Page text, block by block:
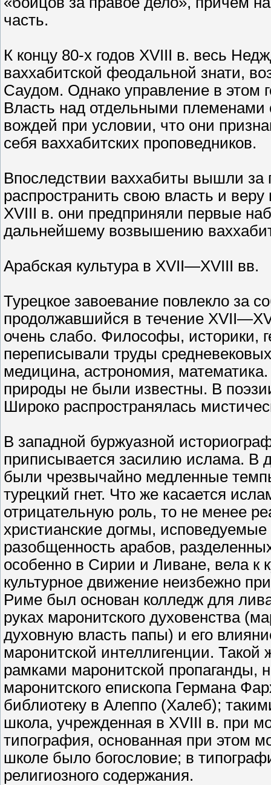
часть.
К концу 80-х годов XVIII в. весь
ваххабитской феодальной знати,
Саудом. Однако управление в этом
Власть над отдельными племенами
вождей при условии, что они
себя ваххабитских проповедников.
Впоследствии ваххабиты вышли
распространить свою власть и
XVIII в. они предприняли первые
дальнейшему возвышению
Арабская культура в XVII—XVIII вв.
Турецкое завоевание повлекло за
продолжавшийся в течение
очень слабо. Философы, историки,
переписывали труды
медицина, астрономия,
природы не были известны. В
Широко распространялась
В западной буржуазной
приписывается засилию ислама. В
были чрезвычайно медленные
турецкий гнет. Что же касается
отрицательную роль, то не менее
христианские догмы,
разобщенность арабов,
особенно в Сирии и Ливане, вела к
культурное движение неизбежно
Риме был основан колледж для
руках маронитского духовенства
духовную власть папы) и его
маронитской интеллигенции. Такой
рамками маронитской пропаганды,
маронитского епископа Германа
библиотеку в Алеппо (Халеб);
школа, учрежденная в XVIII в. при
типография, основанная при этом
школе было богословие; в
религиозного содержания.